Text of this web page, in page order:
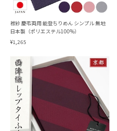
袱紗 慶弔両用 能登ちりめん シンプル 無地
日本製（ポリエステル100%）
¥1,265